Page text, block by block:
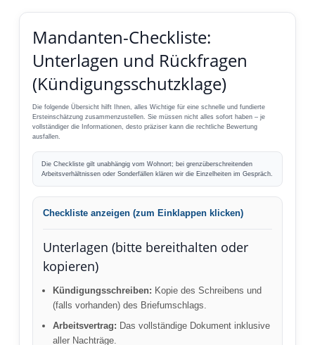
Mandanten-Checkliste:
Unterlagen und Rückfragen
(Kündigungsschutzklage)
Die folgende Übersicht hilft Ihnen, alles Wichtige für eine schnelle und fundierte
Ersteinschätzung zusammenzustellen. Sie müssen nicht alles sofort haben – je
vollständiger die Informationen, desto präziser kann die rechtliche Bewertung
ausfallen.
Die Checkliste gilt unabhängig vom Wohnort; bei grenzüberschreitenden
Arbeitsverhältnissen oder Sonderfällen klären wir die Einzelheiten im Gespräch.
Checkliste anzeigen (zum Einklappen klicken)
Unterlagen (bitte bereithalten oder
kopieren)
Kündigungsschreiben: Kopie des Schreibens und
(falls vorhanden) des Briefumschlags.
Arbeitsvertrag: Das vollständige Dokument inklusive
aller Nachträge.